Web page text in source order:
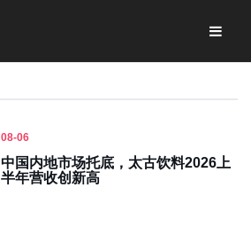
08-06
中国内地市场托底，太古饮料2026上
半年营收创新高